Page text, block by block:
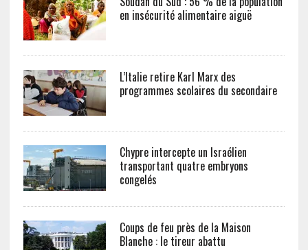
en insécurité alimentaire aiguë
L’Italie retire Karl Marx des
programmes scolaires du secondaire
Chypre intercepte un Israélien
transportant quatre embryons
congelés
Coups de feu près de la Maison
Blanche : le tireur abattu